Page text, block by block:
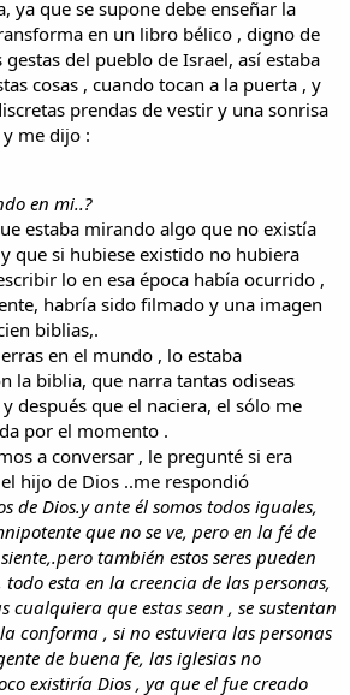
ya que se supone debe enseñar la
en un libro bélico , digno de
del pueblo de Israel, así estaba
cosas , cuando tocan a la puerta , y
prendas de vestir y una sonrisa
me dijo :
en mi..?
estaba mirando algo que no existía
que si hubiese existido no hubiera
lo en esa época había ocurrido ,
habría sido filmado y una imagen
biblias,.
en el mundo , lo estaba
la biblia, que narra tantas odiseas
después que el naciera, el sólo me
por el momento .
a conversar , le pregunté si era
hijo de Dios ..me respondió
de Dios.y ante él somos todos iguales,
que no se ve, pero en la fé de
también estos seres pueden
todo esta en la creencia de las personas,
cualquiera que estas sean , se sustentan
conforma , si no estuviera las personas
de buena fe, las iglesias no
existiría Dios , ya que el fue creado